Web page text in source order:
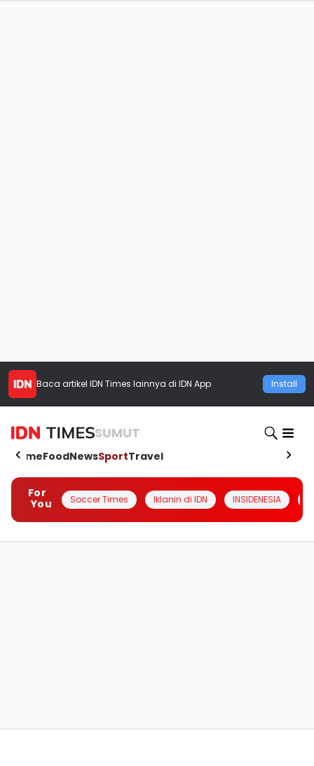
Baca artikel IDN Times lainnya di IDN App Install
SUMUT
HomeFoodNewsSportTravel
For
You
Soccer Times Iklanin di IDN INSIDENESIA